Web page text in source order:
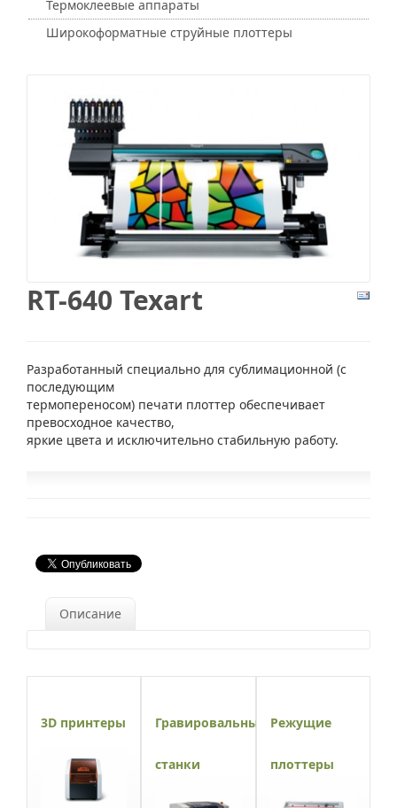
Термоклеевые аппараты
Широкоформатные струйные плоттеры
RT-640 Texart
Разработанный специально для сублимационной (с
последующим
термопереносом) печати плоттер обеспечивает
превосходное качество,
яркие цвета и исключительно стабильную работу.
Описание
3D принтеры Гравировальные
станки
Режущие
плоттеры